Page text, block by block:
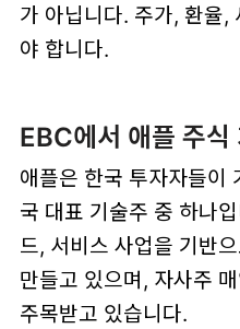
가 아닙니다. 주가, 환율,
야 합니다.
EBC에서 애플 주식
애플은 한국 투자자들이
국 대표 기술주 중 하나
드, 서비스 사업을 기반
만들고 있으며, 자사주
주목받고 있습니다.